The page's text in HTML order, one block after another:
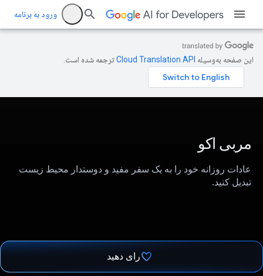
ورود به برنامه
این صفحه به‌وسیله ترجمه شده است.
مربی اکو
عادات روزانه خود را به یک سفر مفید و دوستدار محیط زیست
تبدیل کنید.
رای دهید